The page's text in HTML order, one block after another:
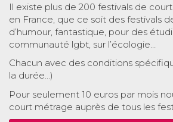
Il existe plus de 200 festivals de
en France, que ce soit des festivals
d’humour, fantastique, pour des
communauté lgbt, sur l’écologie…
Chacun avec des conditions
la durée…)
Pour seulement 10 euros par mois
court métrage auprès de tous les